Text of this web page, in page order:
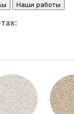
Наши работы